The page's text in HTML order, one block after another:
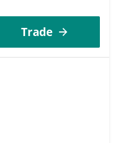
Trade